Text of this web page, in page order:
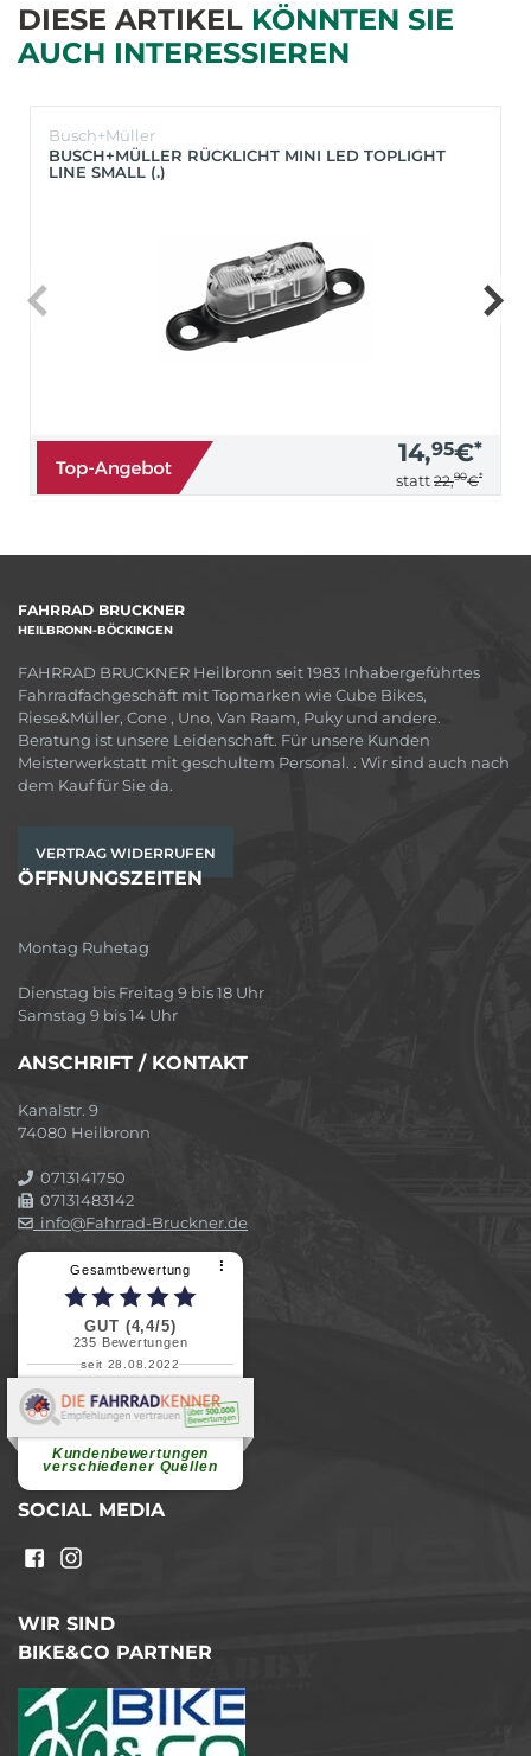
DIESE ARTIKEL KÖNNTEN SIE
AUCH INTERESSIEREN
Busch+Müller
BUSCH+MÜLLER RÜCKLICHT MINI LED TOPLIGHT
LINE SMALL (.)
14,95€*
statt 22,90€*
FAHRRAD BRUCKNER
HEILBRONN-BÖCKINGEN
FAHRRAD BRUCKNER Heilbronn seit 1983 Inhabergeführtes
Fahrradfachgeschäft mit Topmarken wie Cube Bikes,
Riese&Müller, Cone , Uno, Van Raam, Puky und andere.
Beratung ist unsere Leidenschaft. Für unsere Kunden
Meisterwerkstatt mit geschultem Personal. . Wir sind auch nach
dem Kauf für Sie da.
VERTRAG WIDERRUFEN
ÖFFNUNGSZEITEN
Montag Ruhetag
Dienstag bis Freitag 9 bis 18 Uhr
Samstag 9 bis 14 Uhr
ANSCHRIFT / KONTAKT
Kanalstr. 9
74080 Heilbronn
0713141750
07131483142
info@Fahrrad-Bruckner.de
Gesamtbewertung ⠇
GUT (4,4/5)
235 Bewertungen
seit 28.08.2022
Kundenbewertungen
verschiedener Quellen
Elvira B.
Superschnelle und freundliche
weiterlesen
SOCIAL MEDIA
WIR SIND
BIKE&CO PARTNER